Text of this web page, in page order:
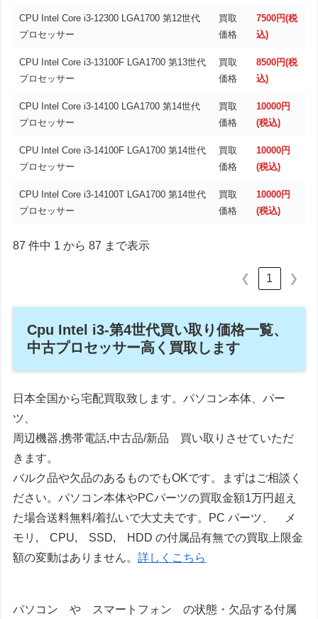
CPU Intel Core i3-12300 LGA1700 第12世代
プロセッサー
買取
価格
7500円(税
込)
CPU Intel Core i3-13100F LGA1700 第13世代
プロセッサー
買取
価格
8500円(税
込)
CPU Intel Core i3-14100 LGA1700 第14世代
プロセッサー
買取
価格
10000円
(税込)
CPU Intel Core i3-14100F LGA1700 第14世代
プロセッサー
買取
価格
10000円
(税込)
CPU Intel Core i3-14100T LGA1700 第14世代
プロセッサー
買取
価格
10000円
(税込)
87 件中 1 から 87 まで表示
❮ 1 ❯
Cpu Intel i3-第4世代買い取り価格一覧、
中古プロセッサー高く買取します
日本全国から宅配買取致します。パソコン本体、パー
ツ、
周辺機器,携帯電話,中古品/新品 買い取りさせていただ
きます。
バルク品や欠品のあるものでもOKです。まずはご相談く
ださい。パソコン本体やPCパーツの買取金額1万円超え
た場合送料無料/着払いで大丈夫です。PC パーツ、 メ
モリ, CPU, SSD, HDD の付属品有無での買取上限金
額の変動はありません。詳しくこちら
パソコン や スマートフォン の状態・欠品する付属